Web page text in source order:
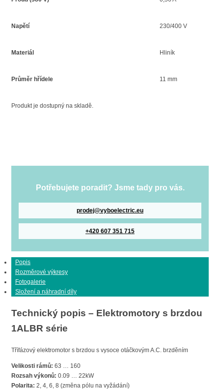
Napětí 230/400 V
Materiál Hliník
Průměr hřídele 11 mm
Produkt je dostupný na skladě.
Potřebujete poradit? Jsme tady pro vás.
prodej@vyboelectric.eu
+420 607 351 715
Popis
Rozměrové výkresy
Fotogalerie
Složení a náhradní díly
Technický popis – Elektromotory s brzdou
1ALBR série
Třífázový elektromotor s brzdou s vysoce otáčkovým A.C. brzděním
Velikosti rámů: 63 … 160
Rozsah výkonů: 0.09 … 22kW
Polarita: 2, 4, 6, 8 (změna pólu na vyžádání)